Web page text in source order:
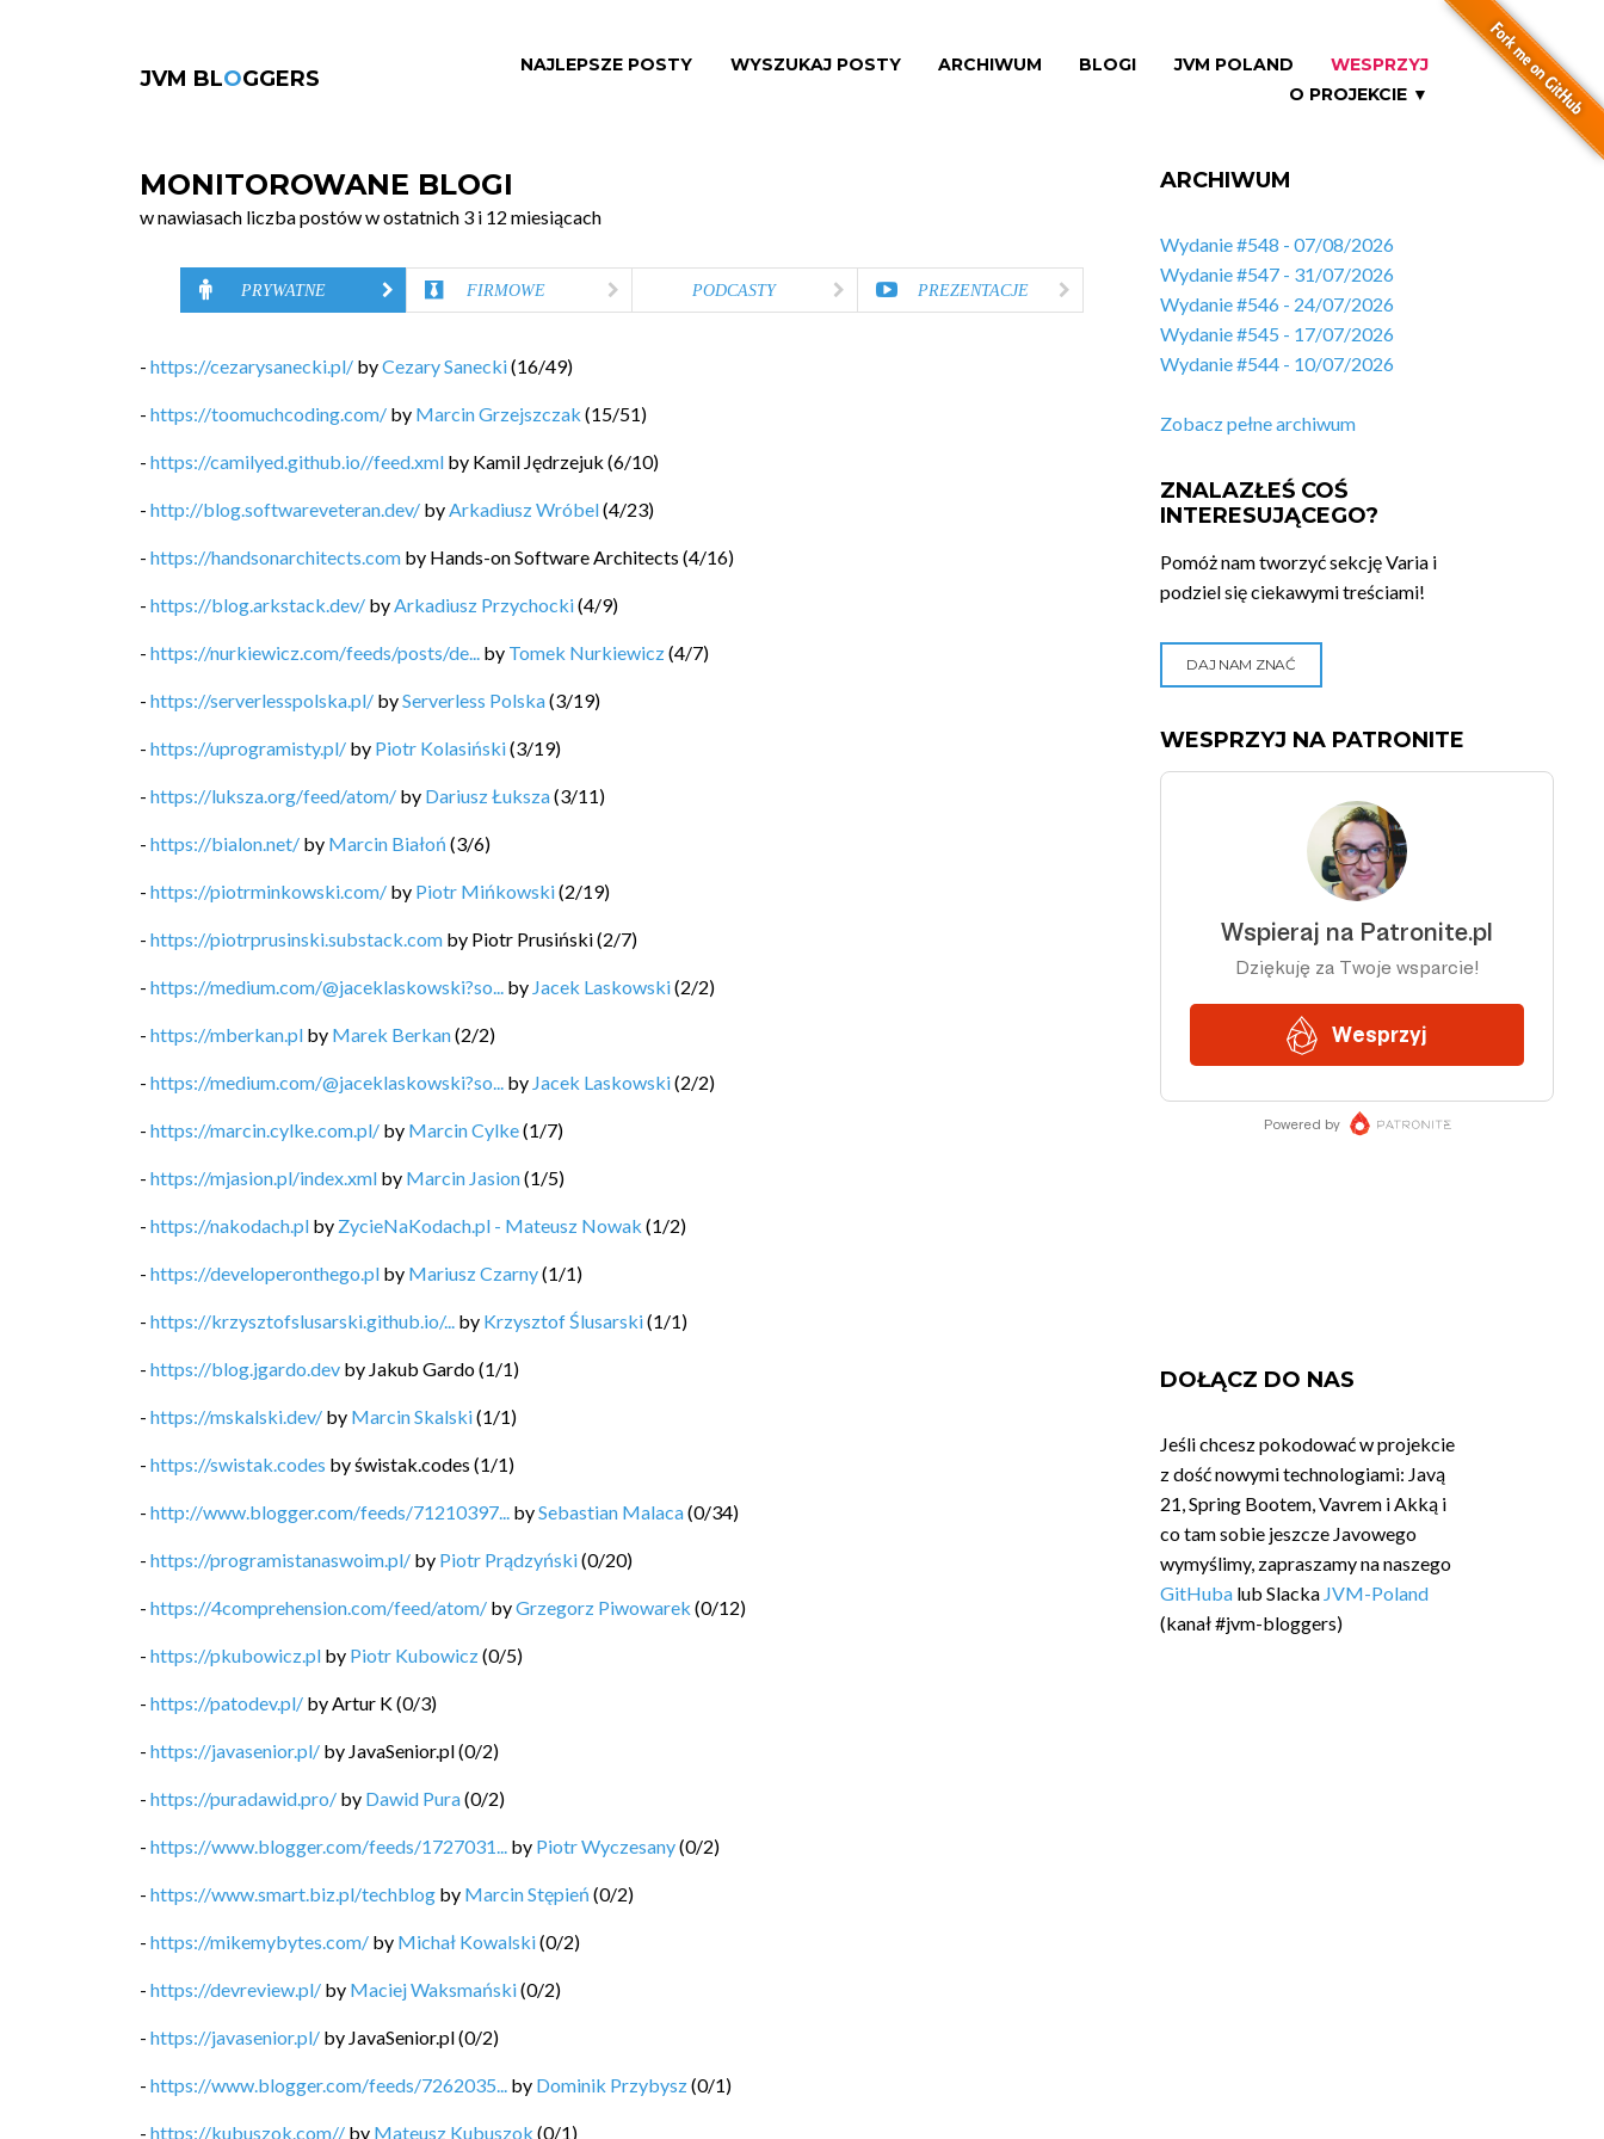
JVM BLOGGERS
NAJLEPSZE POSTY WYSZUKAJ POSTY ARCHIWUM BLOGI JVM POLAND
WESPRZYJ
O PROJEKCIE ▼
MONITOROWANE BLOGI
w nawiasach liczba postów w ostatnich 3 i 12 miesiącach
PRYWATNE FIRMOWE PODCASTY PREZENTACJE
- https://cezarysanecki.pl/ byCezary Sanecki(16/49)
- https://toomuchcoding.com/ by Marcin Grzejszczak (15/51)
- https://camilyed.github.io//feed.xml by Kamil Jędrzejuk (6/10)
- http://blog.softwareveteran.dev/ byArkadiusz Wróbel(4/23)
- https://handsonarchitects.com by Hands-on Software Architects (4/16)
- https://blog.arkstack.dev/ byArkadiusz Przychocki(4/9)
- https://nurkiewicz.com/feeds/posts/de... by Tomek Nurkiewicz(4/7)
- https://serverlesspolska.pl/ byServerless Polska(3/19)
- https://uprogramisty.pl/ by Piotr Kolasiński(3/19)
- https://luksza.org/feed/atom/ by Dariusz Łuksza(3/11)
- https://bialon.net/ by Marcin Białoń (3/6)
- https://piotrminkowski.com/ by Piotr Mińkowski(2/19)
- https://piotrprusinski.substack.com by Piotr Prusiński(2/7)
- https://medium.com/@jaceklaskowski?so... by Jacek Laskowski(2/2)
- https://mberkan.pl by Marek Berkan(2/2)
- https://medium.com/@jaceklaskowski?so... by Jacek Laskowski(2/2)
- https://marcin.cylke.com.pl/ by Marcin Cylke(1/7)
- https://mjasion.pl/index.xml by Marcin Jasion(1/5)
- https://nakodach.pl by ZycieNaKodach.pl - Mateusz Nowak (1/2)
- https://developeronthego.pl by Mariusz Czarny(1/1)
- https://krzysztofslusarski.github.io/... by Krzysztof Ślusarski(1/1)
- https://blog.jgardo.dev by Jakub Gardo(1/1)
- https://mskalski.dev/ by Marcin Skalski(1/1)
- https://swistak.codes byświstak.codes (1/1)
- http://www.blogger.com/feeds/71210397... bySebastian Malaca(0/34)
- https://programistanaswoim.pl/ by Piotr Prądzyński(0/20)
- https://4comprehension.com/feed/atom/ byGrzegorz Piwowarek (0/12)
- https://pkubowicz.pl by Piotr Kubowicz(0/5)
- https://patodev.pl/ byArtur K(0/3)
- https://javasenior.pl/ by JavaSenior.pl(0/2)
- https://puradawid.pro/ by Dawid Pura(0/2)
- https://www.blogger.com/feeds/1727031... by Piotr Wyczesany(0/2)
- https://www.smart.biz.pl/techblog by Marcin Stępień (0/2)
- https://mikemybytes.com/ by Michał Kowalski(0/2)
- https://devreview.pl/ by Maciej Waksmański(0/2)
- https://javasenior.pl/ by JavaSenior.pl(0/2)
- https://www.blogger.com/feeds/7262035... by Dominik Przybysz(0/1)
- https://kubuszok.com// by Mateusz Kubuszok (0/1)
ARCHIWUM
Wydanie #548 - 07/08/2026
Wydanie #547 - 31/07/2026
Wydanie #546 - 24/07/2026
Wydanie #545 - 17/07/2026
Wydanie #544 - 10/07/2026
Zobacz pełne archiwum
ZNALAZŁEŚ COŚ
INTERESUJĄCEGO?
Pomóż nam tworzyć sekcję Varia i
podziel się ciekawymi treściami!
DAJ NAM ZNAĆ
WESPRZYJ NA PATRONITE
DOŁĄCZ DO NAS
Jeśli chcesz pokodować w projekcie
z dość nowymi technologiami: Javą
21, Spring Bootem, Vavrem i Akką i
co tam sobie jeszcze Javowego
wymyślimy, zapraszamy na naszego
GitHuba lub Slacka JVM-Poland
(kanał #jvm-bloggers)